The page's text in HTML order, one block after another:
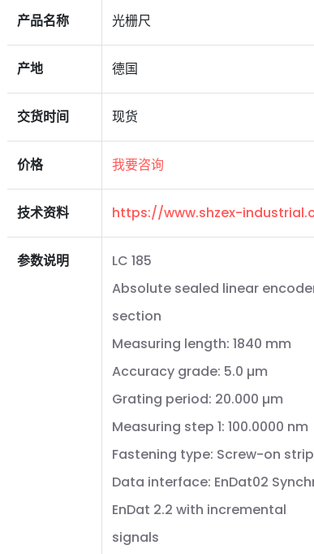
产品名称 光栅尺
产地 德国
交货时间 现货
价格 我要咨询
技术资料 https://www.shzex-
参数说明
LC 185
Absolute sealed linear
section
Measuring length: 1840 mm
Accuracy grade: 5.0 µm
Grating period: 20.000 µm
Measuring step 1: 100.0000 nm
Fastening type: Screw-on
Data interface: EnDat02
EnDat 2.2 with incremental
signals